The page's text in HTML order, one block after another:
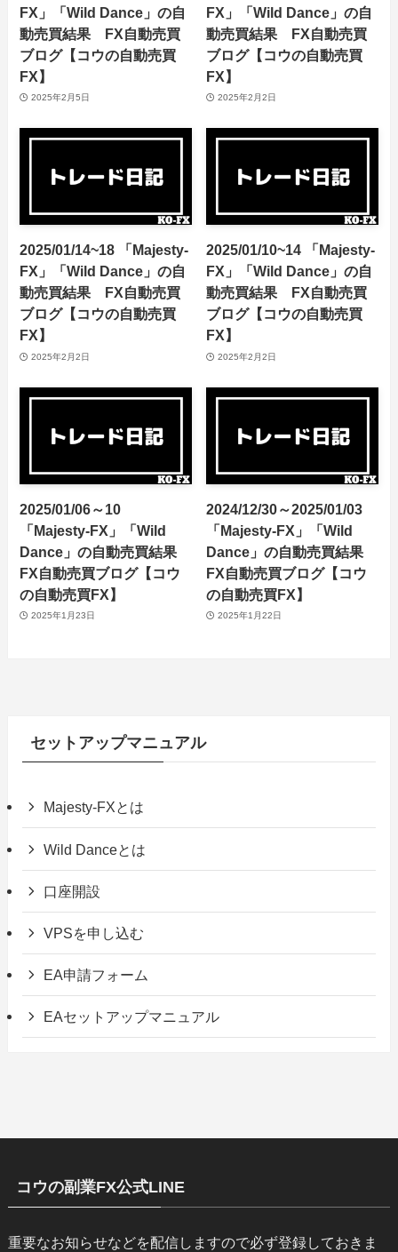
FX」「Wild Dance」の自
動売買結果 FX自動売買
ブログ【コウの自動売買
FX】
2025年2月5日
FX」「Wild Dance」の自
動売買結果 FX自動売買
ブログ【コウの自動売買
FX】
2025年2月2日
2025/01/14~18 「Majesty-
FX」「Wild Dance」の自
動売買結果 FX自動売買
ブログ【コウの自動売買
FX】
2025年2月2日
2025/01/10~14 「Majesty-
FX」「Wild Dance」の自
動売買結果 FX自動売買
ブログ【コウの自動売買
FX】
2025年2月2日
2025/01/06～10
「Majesty-FX」「Wild
Dance」の自動売買結果
FX自動売買ブログ【コウ
の自動売買FX】
2025年1月23日
2024/12/30～2025/01/03
「Majesty-FX」「Wild
Dance」の自動売買結果
FX自動売買ブログ【コウ
の自動売買FX】
2025年1月22日
セットアップマニュアル
Majesty-FXとは
Wild Danceとは
口座開設
VPSを申し込む
EA申請フォーム
EAセットアップマニュアル
コウの副業FX公式LINE
重要なお知らせなどを配信しますので必ず登録しておきま